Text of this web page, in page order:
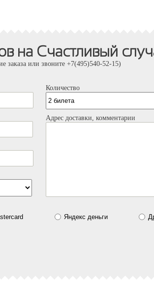
на Счастливый
заказа или звоните +7(495)540-52-15)
Количество
Адрес доставки, комментарии
Яндекс деньги